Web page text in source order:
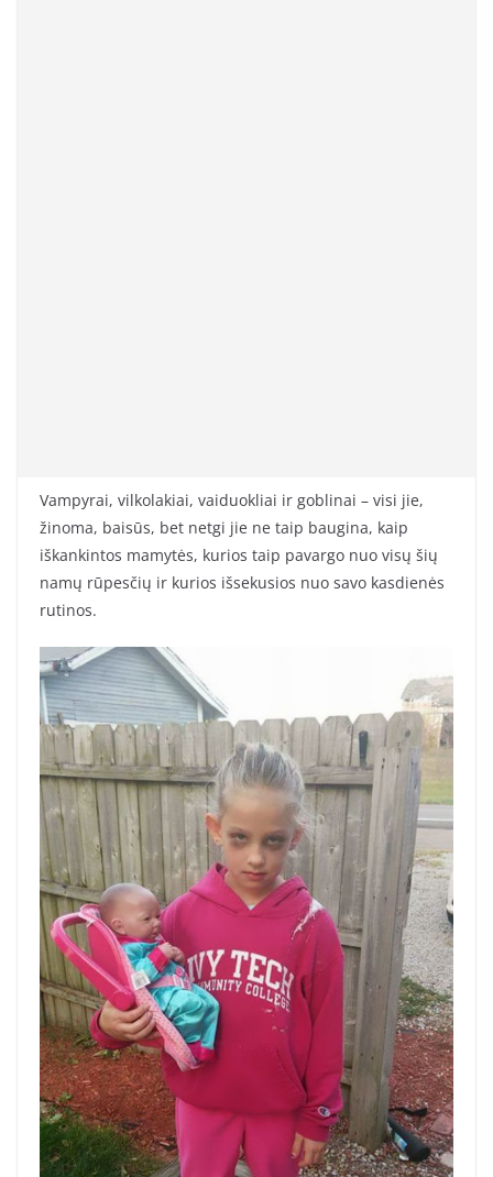
Vampyrai, vilkolakiai, vaiduokliai ir goblinai – visi jie,
žinoma, baisūs, bet netgi jie ne taip baugina, kaip
iškankintos mamytės, kurios taip pavargo nuo visų šių
namų rūpesčių ir kurios išsekusios nuo savo kasdienės
rutinos.